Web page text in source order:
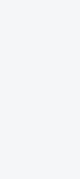
Basis irgendwann
Zuerst zum
Das folgende Video
Simone Veil, die
wurde. Ich werde
https://